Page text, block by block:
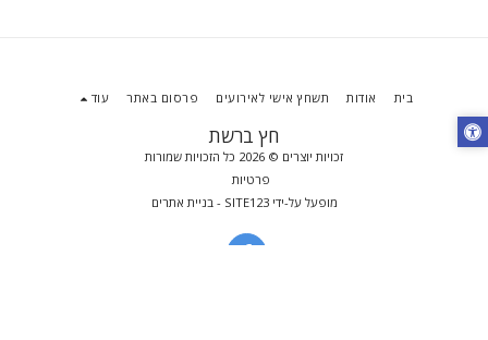
חץ ברשת
זכויות יוצרים © 2026 כל הזכויות שמורות
פרטיות
מופעל על-ידיSITE123
-בניית אתרים
בית אודות תשחץ אישי לאירועים פרסום באתר עוד